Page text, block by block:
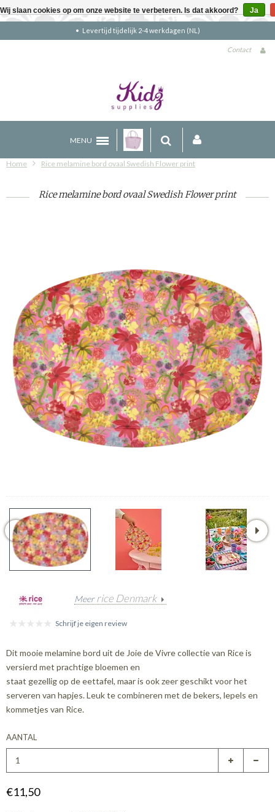
Gratis verzending boven €90 (NL)
Contact
MENU
Home Rice melamine bord ovaal Swedish Flower print
Rice melamine bord ovaal Swedish Flower print
Meerrice Denmark
Schrijf je eigen review
Dit mooie melamine bord uit de Joie de Vivre collectie van Rice is
versierd met prachtige bloemen en
staat gezellig op de eettafel, maar is ook zeer geschikt voor het
serveren van hapjes. Leuk te combineren met de bekers, lepels en
kommetjes van Rice.
AANTAL
€11,50
Wij slaan cookies op om onze website te verbeteren. Is dat akkoord? Ja